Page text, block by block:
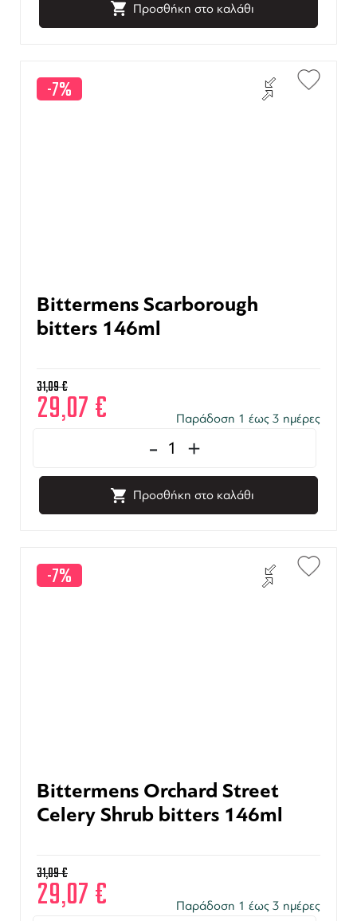
Προσθήκη στο καλάθι
-7%
Bittermens Scarborough
bitters 146ml
31,09€
29,07 € Παράδοση 1 έως 3 ημέρες
- +
Προσθήκη στο καλάθι
-7%
Bittermens Orchard Street
Celery Shrub bitters 146ml
31,09€
29,07 € Παράδοση 1 έως 3 ημέρες